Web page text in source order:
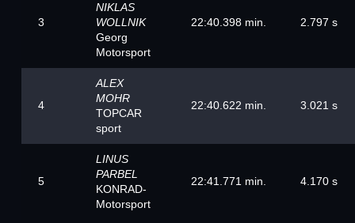
3
NIKLAS
WOLLNIK
Georg
Motorsport
22:40.398 min. 2.797 s
4
ALEX
MOHR
TOPCAR
sport
22:40.622 min. 3.021 s
5
LINUS
PARBEL
KONRAD-
Motorsport
22:41.771 min. 4.170 s